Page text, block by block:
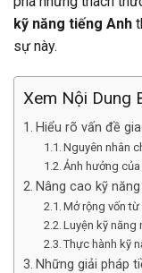
kỹ năng tiếng Anh
sự này.
Xem Nội Dung
Hiểu rõ vấn đề
Nguyên nhân
Ảnh hưởng
Nâng cao kỹ
Mở rộng vốn
Luyện kỹ năng
Thực hành kỹ
Những giải pháp